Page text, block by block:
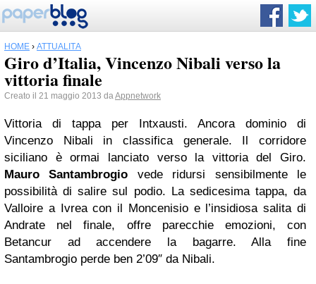
HOME › ATTUALITÀ
Giro d’Italia, Vincenzo Nibali verso la
vittoria finale
Creato il 21 maggio 2013 daAppnetwork
Vittoria di tappa per Intxausti. Ancora dominio di
Vincenzo Nibali in classifica generale. Il corridore
siciliano è ormai lanciato verso la vittoria del Giro.
Mauro Santambrogio vede ridursi sensibilmente le
possibilità di salire sul podio. La sedicesima tappa, da
Valloire a Ivrea con il Moncenisio e l’insidiosa salita di
Andrate nel finale, offre parecchie emozioni, con
Betancur ad accendere la bagarre. Alla fine
Santambrogio perde ben 2’09″ da Nibali.